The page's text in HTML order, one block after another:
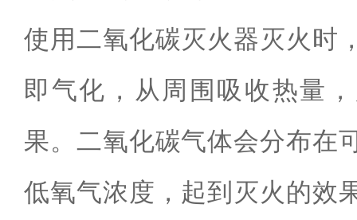
使用二氧化碳灭火器灭火时
即气化，从周围吸收热量
果。二氧化碳气体会分布在
低氧气浓度， 起到灭火的效